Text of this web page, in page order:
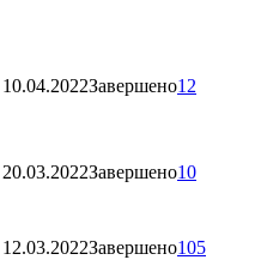
10.04.2022Завершено12
20.03.2022Завершено10
12.03.2022Завершено105